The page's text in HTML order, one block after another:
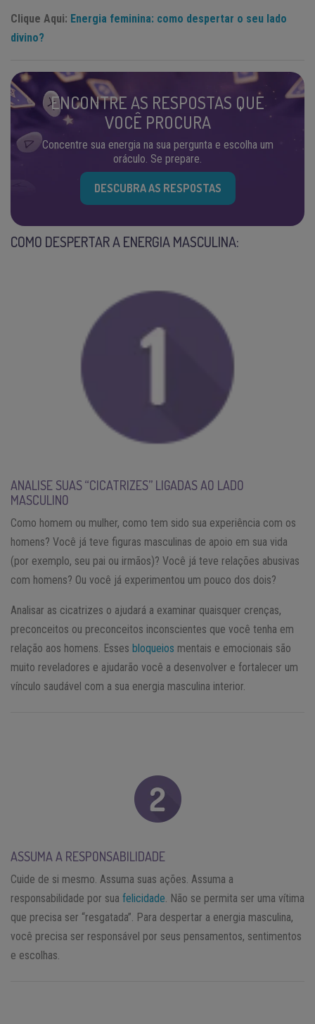
Clique Aqui: Energia feminina: como despertar o seu lado
divino?
ENCONTRE AS RESPOSTAS QUE
VOCÊ PROCURA
Concentre sua energia na sua pergunta e escolha um
oráculo. Se prepare.
DESCUBRA AS RESPOSTAS
COMO DESPERTAR A ENERGIA MASCULINA:
ANALISE SUAS “CICATRIZES” LIGADAS AO LADO
MASCULINO
Como homem ou mulher, como tem sido sua experiência com os
homens? Você já teve figuras masculinas de apoio em sua vida
(por exemplo, seu pai ou irmãos)? Você já teve relações abusivas
com homens? Ou você já experimentou um pouco dos dois?
Analisar as cicatrizes o ajudará a examinar quaisquer crenças,
preconceitos ou preconceitos inconscientes que você tenha em
relação aos homens. Esses bloqueios mentais e emocionais são
muito reveladores e ajudarão você a desenvolver e fortalecer um
vínculo saudável com a sua energia masculina interior.
ASSUMA A RESPONSABILIDADE
Cuide de si mesmo. Assuma suas ações. Assuma a
responsabilidade por sua felicidade. Não se permita ser uma vítima
que precisa ser “resgatada”. Para despertar a energia masculina,
você precisa ser responsável por seus pensamentos, sentimentos
e escolhas.